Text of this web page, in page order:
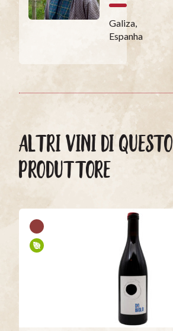
Galiza,
Espanha
ALTRI VINI DI QUESTO
PRODUTTORE